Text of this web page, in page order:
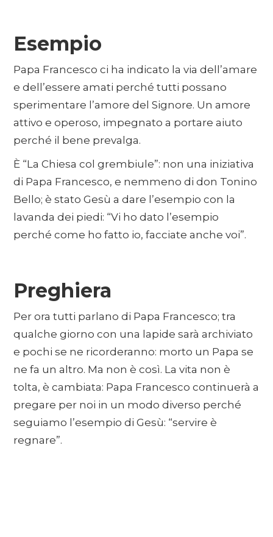
Esempio
Papa Francesco ci ha indicato la via dell’amare
e dell’essere amati perché tutti possano
sperimentare l’amore del Signore. Un amore
attivo e operoso, impegnato a portare aiuto
perché il bene prevalga.
È “La Chiesa col grembiule”: non una iniziativa
di Papa Francesco, e nemmeno di don Tonino
Bello; è stato Gesù a dare l’esempio con la
lavanda dei piedi: “Vi ho dato l’esempio
perché come ho fatto io, facciate anche voi”.
Preghiera
Per ora tutti parlano di Papa Francesco; tra
qualche giorno con una lapide sarà archiviato
e pochi se ne ricorderanno: morto un Papa se
ne fa un altro. Ma non è così. La vita non è
tolta, è cambiata: Papa Francesco continuerà a
pregare per noi in un modo diverso perché
seguiamo l’esempio di Gesù: “servire è
regnare”.